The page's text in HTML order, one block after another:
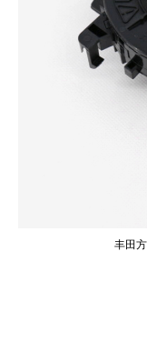
丰田